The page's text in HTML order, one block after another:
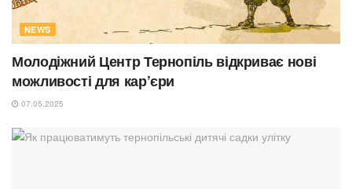
NEWS
Молодіжний Центр Тернопіль відкриває нові
можливості для кар’єри
07.05.2025